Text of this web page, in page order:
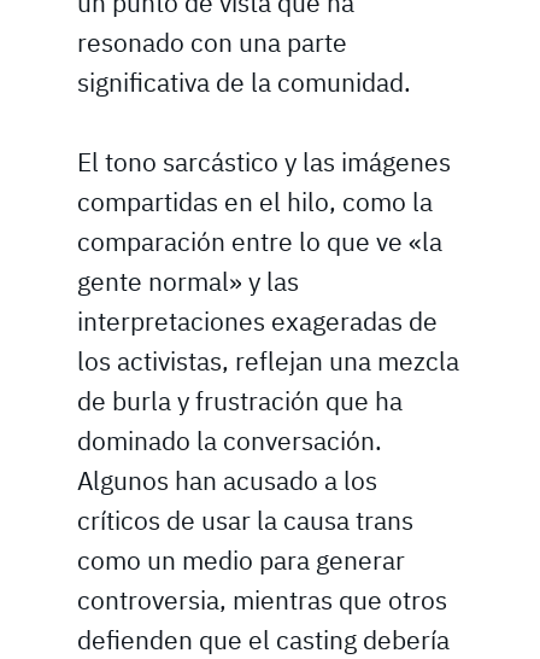
resonado con una parte
significativa de la comunidad.
El tono sarcástico y las imágenes
compartidas en el hilo, como la
comparación entre lo que ve «la
gente normal» y las
interpretaciones exageradas de
los activistas, reflejan una mezcla
de burla y frustración que ha
dominado la conversación.
Algunos han acusado a los
críticos de usar la causa trans
como un medio para generar
controversia, mientras que otros
defienden que el casting debería